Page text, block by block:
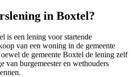
in Boxtel?
is een lening voor startende
van een woning in de gemeente
de gemeente Boxtel de lening zelf
van burgemeester en wethouders